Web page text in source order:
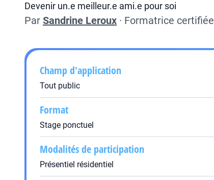
Devenir un.e meilleur.e ami.e pour soi
Par Sandrine Leroux · Formatrice
Champ d'application
Tout public
Format
Stage ponctuel
Modalités de participation
Présentiel résidentiel